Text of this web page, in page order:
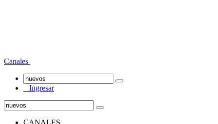
Canales
Ingresar
CANALES